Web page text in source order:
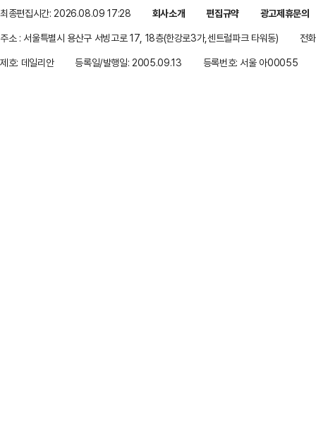
최종편집시간: 2026.08.09 17:28 회사소개 편집규약
광고제휴문의
주소 : 서울특별시 용산구 서빙고로 17, 18층(한강로3가,센트럴파크 타워동)
전
제호: 데일리안
등록일/발행일: 2005.09.13 등록번호: 서울 아00055